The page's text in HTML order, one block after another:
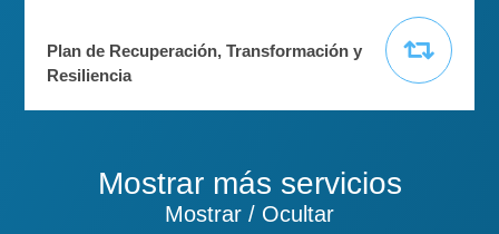
Plan de Recuperación, Transformación y
Resiliencia
Mostrar más servicios
Mostrar / Ocultar